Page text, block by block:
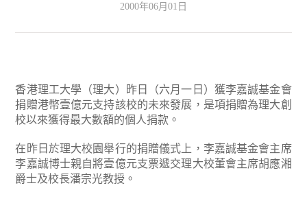
2000年06月01日
香港理工大學（理大）昨日（六月一日）獲李嘉誠基金會
捐贈港幣壹億元支持該校的未來發展，是項捐贈為理大創
校以來獲得最大數額的個人捐款。
在昨日於理大校園舉行的捐贈儀式上，李嘉誠基金會主席
李嘉誠博士親自將壹億元支票遞交理大校董會主席胡應湘
爵士及校長潘宗光教授。